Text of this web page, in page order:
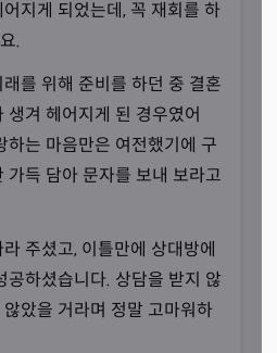
은 지 2년도 되지 않은 애동제자
에도 많은 사람이 선생님에 대
로 뛰어난 실력을 가지고 계시
지게 되었는데, 꼭 재회를 하
.
를 위해 준비를 하던 중 결혼
겨 헤어지게 된 경우였어
하는 마음만은 여전했기에 구
가득 담아 문자를 보내 보라고
주셨고, 이틀만에 상대방에
공하셨습니다. 상담을 받지 않
았을 거라며 정말 고마워하